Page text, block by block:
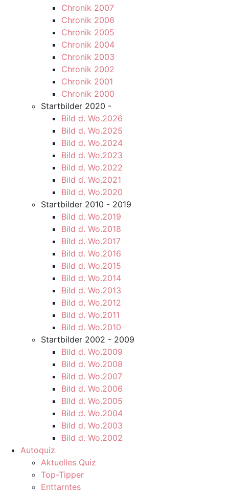
Chronik 2007
Chronik 2006
Chronik 2005
Chronik 2004
Chronik 2003
Chronik 2002
Chronik 2001
Chronik 2000
Startbilder 2020 -
Bild d. Wo.2026
Bild d. Wo.2025
Bild d. Wo.2024
Bild d. Wo.2023
Bild d. Wo.2022
Bild d. Wo.2021
Bild d. Wo.2020
Startbilder 2010 - 2019
Bild d. Wo.2019
Bild d. Wo.2018
Bild d. Wo.2017
Bild d. Wo.2016
Bild d. Wo.2015
Bild d. Wo.2014
Bild d. Wo.2013
Bild d. Wo.2012
Bild d. Wo.2011
Bild d. Wo.2010
Startbilder 2002 - 2009
Bild d. Wo.2009
Bild d. Wo.2008
Bild d. Wo.2007
Bild d. Wo.2006
Bild d. Wo.2005
Bild d. Wo.2004
Bild d. Wo.2003
Bild d. Wo.2002
Autoquiz
Aktuelles Quiz
Top-Tipper
Enttarntes